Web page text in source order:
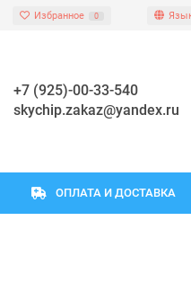
Избранное 0
+7 (925)-00-33-540
skychip.zakaz@yandex.ru
ОПЛАТА И ДОСТАВКА